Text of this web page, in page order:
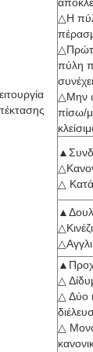
△Η
πύλη
△Μην
πίσω/
△ Κατά
△
△ Δύο
△